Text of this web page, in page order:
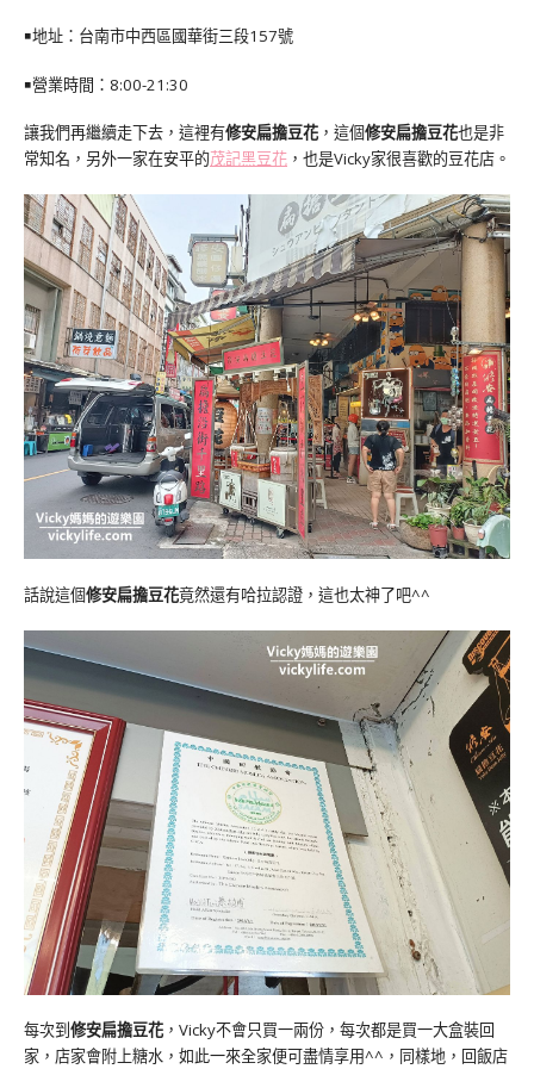
￭地址：台南市中西區國華街三段157號
￭營業時間：8:00-21:30
讓我們再繼續走下去，這裡有修安扁擔豆花 ，這個修安扁擔豆花也是非
常知名，另外一家在安平的茂記黑豆花 ，也是Vicky家很喜歡的豆花店。
話說這個修安扁擔豆花竟然還有哈拉認證，這也太神了吧^^
每次到修安扁擔豆花 ，Vicky不會只買一兩份，每次都是買一大盒裝回
家，店家會附上糖水，如此一來全家便可盡情享用^^，同樣地，回飯店